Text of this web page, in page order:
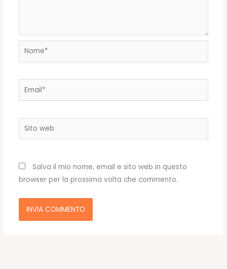
Nome*
Email*
Sito
web
Salva il mio nome, email e sito web in questo
browser per la prossima volta che commento.